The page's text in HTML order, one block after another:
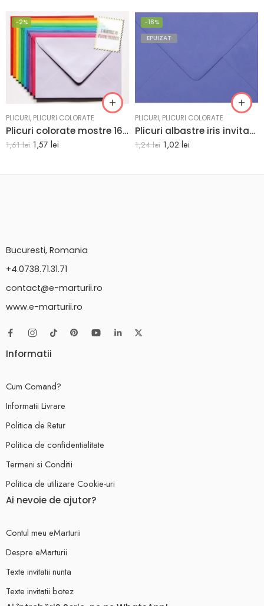
-2%
PLICURI, PLICURI COLORATE
Plicuri colorate mostre 162 x 229 mm set 30 buc
1,61lei 1,57 lei
-18%
EPUIZAT
PLICURI, PLICURI COLORATE
Plicuri albastre iris invitatii botez 125 x 175 mm set 20 buc
1,24lei 1,02 lei
Bucuresti, Romania
+4.0738.71.31.71
contact@e-marturii.ro
www.e-marturii.ro
Informatii
Cum Comand?
Informatii Livrare
Politica de Retur
Politica de confidentialitate
Termeni si Conditii
Politica de utilizare Cookie-uri
Ai nevoie de ajutor?
Contul meu eMarturii
Despre eMarturii
Texte invitatii nunta
Texte invitatii botez